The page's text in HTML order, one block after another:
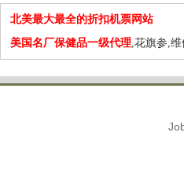
北美最大最全的折扣机票网站
美国名厂保健品一级代理,花旗参,维